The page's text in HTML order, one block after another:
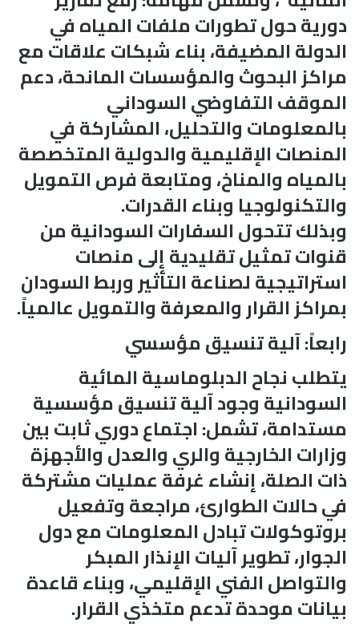
دورية حول تطورات ملفات المياه في
الدولة المضيفة، بناء شبكات علاقات مع
مراكز البحوث والمؤسسات المانحة، دعم
الموقف التفاوضي السوداني
بالمعلومات والتحليل، المشاركة في
المنصات الإقليمية والدولية المتخصصة
بالمياه والمناخ، ومتابعة فرص التمويل
والتكنولوجيا وبناء القدرات.
وبذلك تتحول السفارات السودانية من
قنوات تمثيل تقليدية إلى منصات
استراتيجية لصناعة التأثير وربط السودان
بمراكز القرار والمعرفة والتمويل عالمياً.
رابعاً: آلية تنسيق مؤسسي
يتطلب نجاح الدبلوماسية المائية
السودانية وجود آلية تنسيق مؤسسية
مستدامة، تشمل: اجتماع دوري ثابت بين
وزارات الخارجية والري والعدل والأجهزة
ذات الصلة، إنشاء غرفة عمليات مشتركة
في حالات الطوارئ، مراجعة وتفعيل
بروتوكولات تبادل المعلومات مع دول
الجوار، تطوير آليات الإنذار المبكر
والتواصل الفني الإقليمي، وبناء قاعدة
بيانات موحدة تدعم متخذي القرار.